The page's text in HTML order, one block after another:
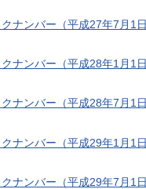
ナンバー（平成27年7月1
ナンバー（平成28年1月1
ナンバー（平成28年7月1
ナンバー（平成29年1月1
ナンバー（平成29年7月1